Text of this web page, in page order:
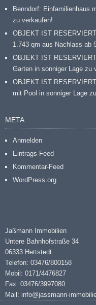
Benndorf: Einfamilienhaus
zu verkaufen!
OBJEKT IST
1.743 qm aus Nachlass ab
OBJEKT IST
Garten in sonniger Lage zu
OBJEKT IST
mit Pool in sonniger Lage
META
Anmelden
Eintrags-Feed
Kommentar-Feed
WordPress.org
Jaßmann Immobilien
Untere Bahnhofstraße 34
06333 Hettstedt
Telefon: 03476/800158
Mobil: 0171/4476827
Fax: 03476/3997080
Mail: info@jassmann-